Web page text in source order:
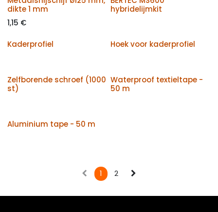
dikte 1 mm
1,15 €
hybridelijmkit
Kaderprofiel Hoek voor kaderprofiel
Zelfborende schroef (1000
st)
Waterproof textieltape -
50 m
Aluminium tape - 50 m
1 2